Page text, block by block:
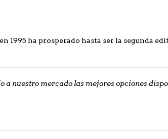
1995 ha prosperado hasta ser la segunda
nuestro mercado las mejores opciones